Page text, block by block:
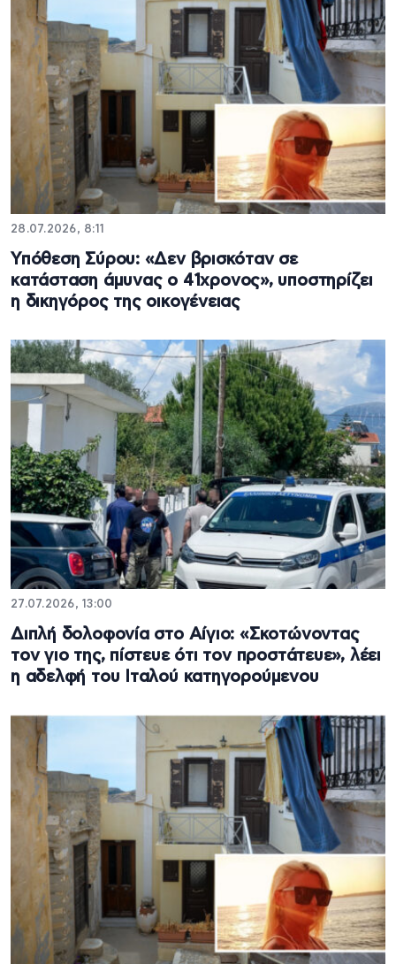
28.07.2026, 8:11
Υπόθεση Σύρου: «Δεν βρισκόταν σε
κατάσταση άμυνας ο 41χρονος», υποστηρίζει
η δικηγόρος της οικογένειας
27.07.2026, 13:00
Διπλή δολοφονία στο Αίγιο: «Σκοτώνοντας
τον γιο της, πίστευε ότι τον προστάτευε», λέει
η αδελφή του Ιταλού κατηγορούμενου